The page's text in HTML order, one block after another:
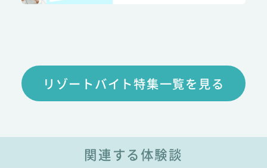
リゾートバイト特集一覧を見る
関連する体験談